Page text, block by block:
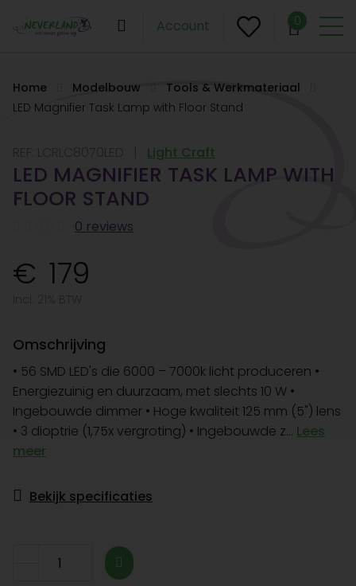
Account 0
Home Modelbouw
Tools & Werkmateriaal
LED Magnifier Task Lamp with Floor Stand
Light Craft
LED MAGNIFIER TASK LAMP WITH
FLOOR STAND
0 reviews
179
Omschrijving
• 56 SMD LED's die 6000 – 7000k licht produceren •
Energiezuinig en duurzaam, met slechts 10 W •
Ingebouwde dimmer • Hoge kwaliteit 125 mm (5") lens
• 3 dioptrie (1,75x vergroting) • Ingebouwde z... Lees
meer
Bekijk specificaties